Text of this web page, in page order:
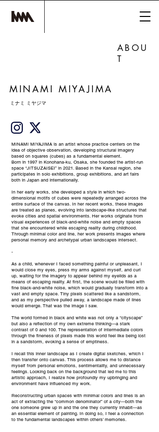
ABOU
T
MINAMI MIYAJIMA
ミナミ ミヤジマ
MINAMI MIYAJIMA is an artist whose practice centers on the
idea of objective observation, developing structural imagery
based on squares (cubes) as a fundamental element.
Born in 1997 in Konohana-ku, Osaka, she founded the artist-run
space “JITSUZAISEI” in 2021. Based in the Kansai region, she
participates in solo exhibitions, group exhibitions, and art fairs
both in Japan and internationally.
In her early works, she developed a style in which two-
dimensional motifs of cubes were repeatedly arranged across the
entire surface of the canvas. In her recent works, these images
are treated as planes, evolving into landscape-like structures that
evoke cities and spatial environments. Her works originate from
visual experiences of black-and-white noise and empty spaces
that she encountered while escaping reality during childhood.
Through minimal color and line, her work presents images where
personal memory and archetypal urban landscapes intersect.
-
As a child, whenever I faced something painful or unpleasant, I
would close my eyes, press my arms against myself, and curl
up, waiting for the imagery to appear behind my eyelids as a
means of escaping reality. At first, the scene would be filled with
fine black-and-white noise, which would gradually transform into a
vast and empty space. Tiny pixels scattered like a sandstorm,
and as my perspective pulled away, a landscape made of lines
would emerge. That was the image I saw.
The world formed in black and white was not only a “cityscape”
but also a reflection of my own extreme thinking—a stark
contrast of 0 and 100. The representation of intermediate colors
through the fineness of pixels made this world feel like being lost
in a sandstorm, evoking a sense of emptiness.
I recall this inner landscape as I create digital sketches, which I
then transfer onto canvas. This process allows me to distance
myself from personal emotions, sentimentality, and unnecessary
feelings. Looking back on the background that led me to this
artistic approach, I realize how profoundly my upbringing and
environment have influenced my work.
Reconstructing urban spaces with minimal colors and lines is an
act of extracting the “common denominator” of a city—both the
one someone grew up in and the one they currently inhabit—as
an essential element of painting. In doing so, I feel a connection
to the fundamental landscapes within others’ memories.